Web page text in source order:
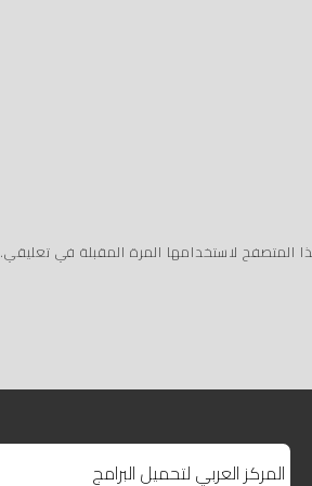
المتصفح لاستخدامها المرة المقبلة في تعليقي.
المركز العربي لتحميل البرامج